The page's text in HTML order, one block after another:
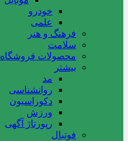
خودرو
علمی
فرهنگ و هنر
سلامت
محصولات فروشگاه
بیشتر
مد
روانشناسی
دکوراسیون
ورزش
رپورتاژ آگهی
فوتبال